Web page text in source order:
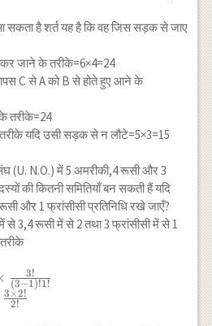
सकता है शर्त यह है कि वह जिस सड़क से जाए
जाने के तरीके=6×4=24
C से A को B से होते हुए आने के
तरीके=24
यदि उसी सड़क से न लौटे=5×3=15
(U. N.O.) में 5 अमरीकी,4 रूसी और 3
की कितनी समितियाँ बन सकती हैं यदि
और 1 फ्रांसीसी प्रतिनिधि रखे जाएँ?
से 3,4 रूसी में से 2 तथा 3 फ्रांसीसी में से 1
(3−1)!1!
3!
2!
3 ×2!